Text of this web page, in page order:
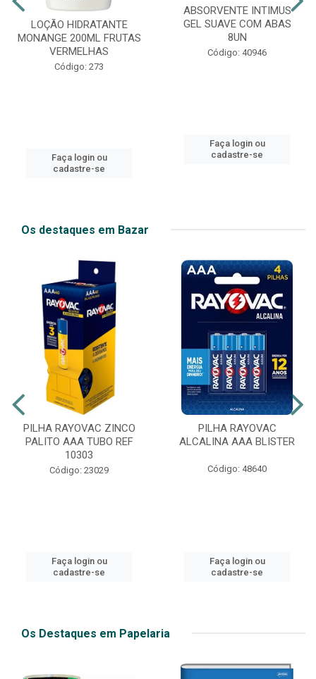
LOÇÃO HIDRATANTE
MONANGE 200ML FRUTAS
VERMELHAS
Código: 273
Faça login ou
cadastre-se
ABSORVENTE INTIMUS
GEL SUAVE COM ABAS
8UN
Código: 40946
Faça login ou
cadastre-se
Os destaques em Bazar
PILHA RAYOVAC ZINCO
PALITO AAA TUBO REF
10303
Código: 23029
Faça login ou
cadastre-se
PILHA RAYOVAC
ALCALINA AAA BLISTER
Código: 48640
Faça login ou
cadastre-se
Os Destaques em Papelaria